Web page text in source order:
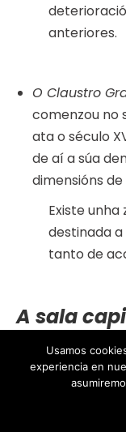
anteriores.
O Claustro
comenzou no
ata o século
de aí a súa
dimensións
Existe
destinada
tanto de
A sala
Dos anos 1215-
ou regular.
por unha
atrayente.
Usamos
experiencia en